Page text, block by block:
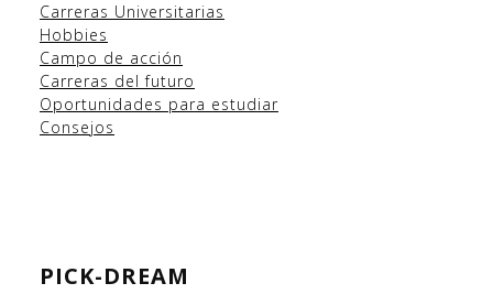
Carreras Universitarias
Hobbies
Campo de acción
Carreras del futuro
Oportunidades para estudiar
Consejos
PICK-DREAM